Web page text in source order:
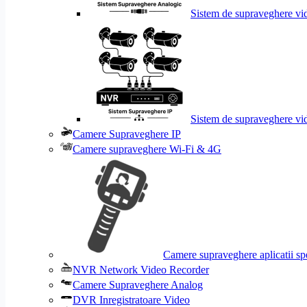
Sistem de supraveghere
Sistem de supraveghere
Camere Supraveghere IP
Camere supraveghere Wi-Fi & 4G
Camere supraveghere aplicatii
NVR Network Video Recorder
Camere Supraveghere Analog
DVR Inregistratoare Video